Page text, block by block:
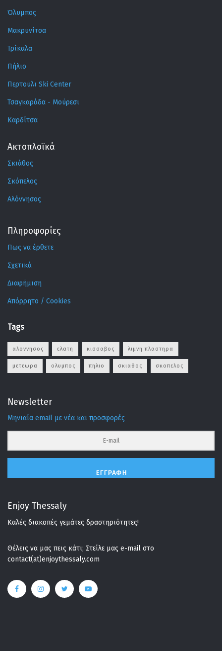
Όλυμπος
Μακρυνίτσα
Τρίκαλα
Πήλιο
Περτούλι Ski Center
Τσαγκαράδα - Μούρεσι
Καρδίτσα
Ακτοπλοϊκά
Σκιάθος
Σκόπελος
Αλόννησος
Πληροφορίες
Πως να έρθετε
Σχετικά
Διαφήμιση
Απόρρητο / Cookies
Tags
αλοννησος ελατη κισσαβος λιμνη πλαστηρα
μετεωρα ολυμπος πηλιο σκιαθος σκοπελος
Newsletter
Μηνιαία email με νέα και προσφορές
ΕΓΓΡΑΦΉ
Enjoy Thessaly
Καλές διακοπές γεμάτες δραστηριότητες!
Θέλεις να μας πεις κάτι; Στείλε μας e-mail στο
contact(at)enjoythessaly.com